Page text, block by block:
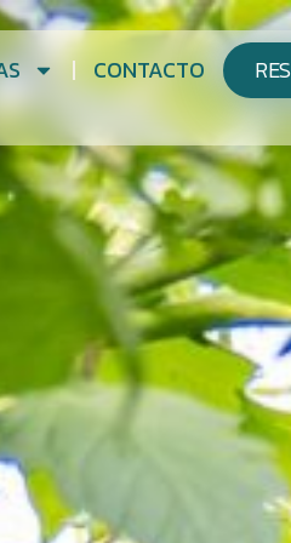
CONTACTO